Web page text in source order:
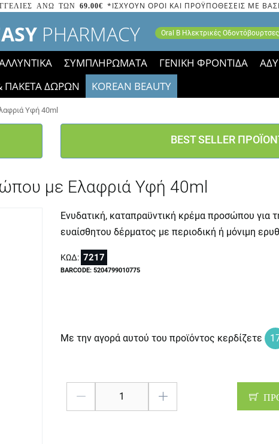
ΑΝΩ ΤΩΝ 69.00€ *ΙΣΧΥΟΥΝ ΟΡΟΙ ΚΑΙ ΠΡΟΫΠΟΘΕΣΕΙΣ ΜΕ
PHARMACY Oral B Ηλεκτρικές Οδοντόβουρτσες
ΣΥΜΠΛΗΡΩΜΑΤΑ ΓΕΝΙΚΗ ΦΡΟΝΤΙΔΑ
ΠΑΚΕΤΑ ΔΩΡΩΝ
KOREAN BEAUTY
εκπτώσεων έφυγαν, οι χαμηλές μας τιμές ΠΑΡΑΜΕΝΟΥΝ!
Υφή 40ml
BEST SELLER
με Ελαφριά Υφή 40ml
Ενυδατική, καταπραϋντική κρέμα προσώπου για
ευαίσθητου δέρματος με περιοδική ή μόνιμη
ΚΩΔ: 7217
BARCODE: 5204799010775
Με την αγορά αυτού του προϊόντος κερδίζετε